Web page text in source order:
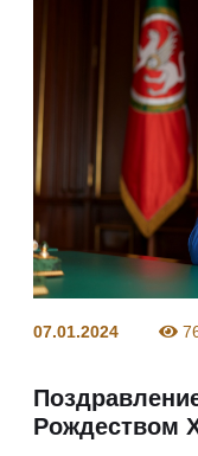
07.01.2024
Рождеством